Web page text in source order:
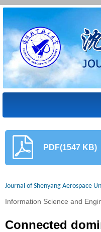
PDF(1547 KB)
Journal of Shenyang Aerospace
Information Science and
Connected